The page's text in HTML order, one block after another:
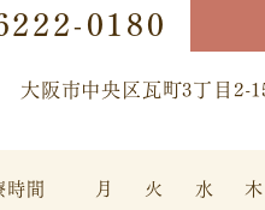
0180
大阪市中央区瓦町3丁目2-
時間 月 火 水 木